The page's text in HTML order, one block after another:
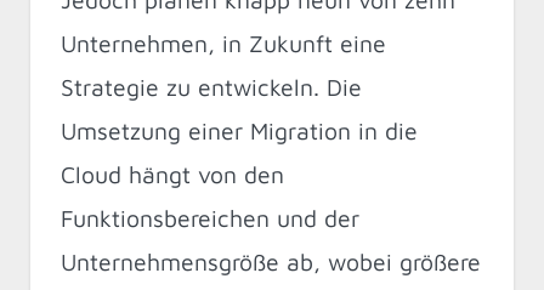
Unternehmen, in Zukunft eine
Strategie zu entwickeln. Die
Umsetzung einer Migration in die
Cloud hängt von den
Funktionsbereichen und der
Unternehmensgröße ab, wobei größere